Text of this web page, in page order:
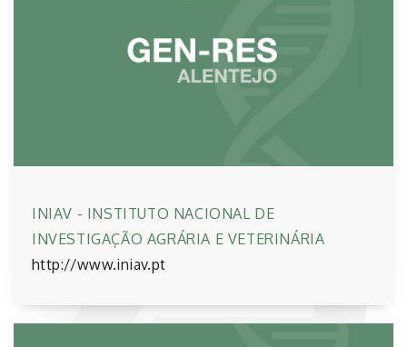
INIAV - INSTITUTO NACIONAL DE
INVESTIGAÇÃO AGRÁRIA E VETERINÁRIA
http://www.iniav.pt